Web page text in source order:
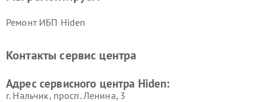
Ремонт ИБП Hiden
Контакты сервис центра
Адрес сервисного центра Hiden:
г. Нальчик, просп. Ленина, 3